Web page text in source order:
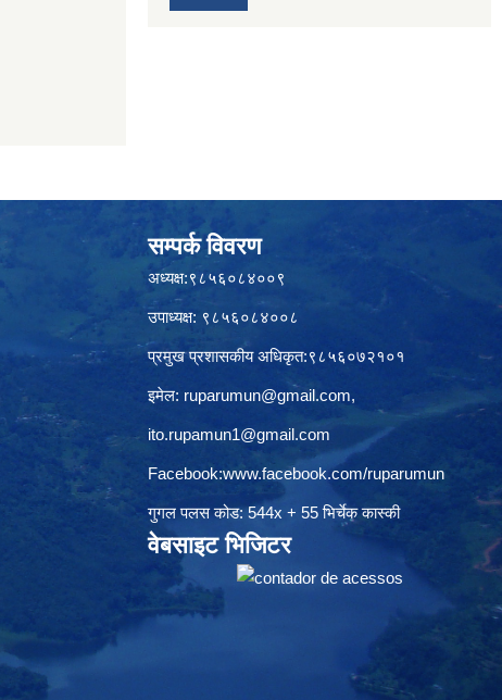
सम्पर्क विवरण
अध्यक्ष:९८५६०८४००९
उपाध्यक्ष: ९८५६०८४००८
प्रमुख प्रशासकीय अधिकृत:९८५६०७२१०१
इमेल: ruparumun@gmail.com,
ito.rupamun1@gmail.com
Facebook:www.facebook.com/ruparumun
गुगल पलस कोड: 544x + 55 भिर्चेक कास्की
वेबसाइट भिजिटर